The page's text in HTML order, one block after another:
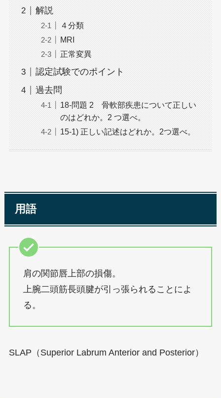
解説
４分類
MRI
正常変異
認定試験でのポイント
過去問
18-問題 2 骨軟部疾患について正しい
のはどれか。2 つ選べ。
15-1) 正しい記述はどれか。2つ選べ。
用語
肩の関節唇上部の損傷。
上腕二頭筋長頭腱が引っ張られることによ
る。
SLAP（Superior Labrum Anterior and Posterior）